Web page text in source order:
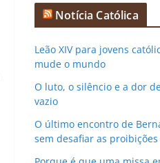
Notícia Católica
Leão XIV para jovens
mude o mundo
O luto, o silêncio e a dor
vazio
O último encontro de
sem desafiar as